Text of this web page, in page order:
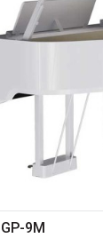
9M